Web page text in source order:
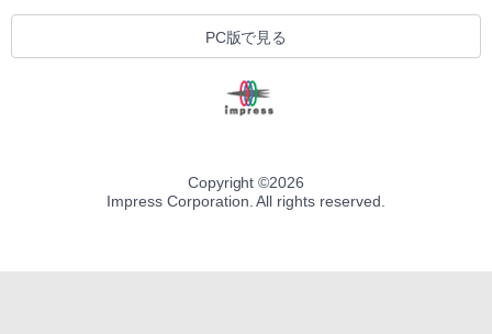
PC版で見る
Copyright ©2026
Impress Corporation. All rights reserved.